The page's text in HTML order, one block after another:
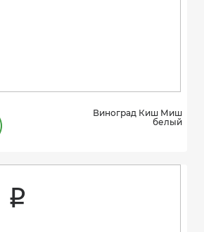
Виноград Киш Миш
белый
i